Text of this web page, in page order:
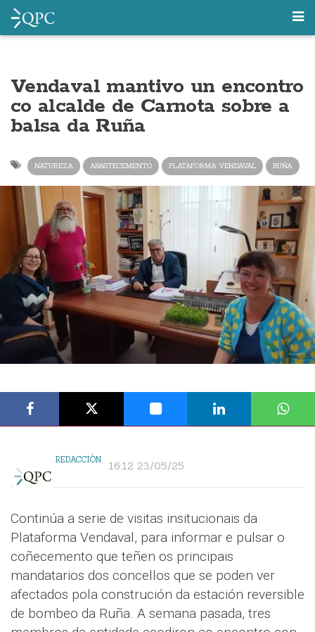
Vendaval mantivo un encontro
co alcalde de Carnota sobre a
balsa da Ruña
NATUREZA ABASTECEMENTO PLATAFORMA VENDAVAL RUÑA
REDACCIÓN 16:12 23/05/25
Continúa a serie de visitas insitucionais da
Plataforma Vendaval, para informar e pulsar o
coñecemento que teñen os principais
mandatarios dos concellos que se poden ver
afectados pola construción da estación reversible
de bombeo da Ruña. A semana pasada, tres